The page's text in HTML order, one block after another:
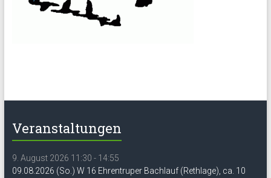
Veranstaltungen
9. August 2026 11:30 - 14:55
09.08.2026 (So.) W 16 Ehrentruper Bachlauf (Rethlage), ca. 10